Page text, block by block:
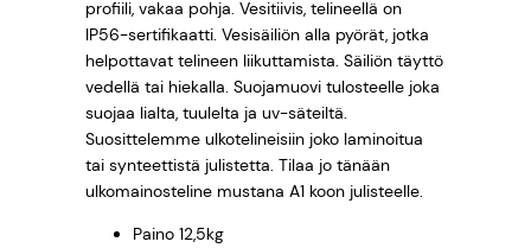
t
a
o
l
:
2
6
2
profiili, vakaa pohja. Vesitiivis, telineellä on
IP56-sertifikaatti. Vesisäiliön alla pyörät, jotka
helpottavat telineen liikuttamista. Säiliön täyttö
vedellä tai hiekalla. Suojamuovi tulosteelle joka
suojaa lialta, tuulelta ja uv-säteiltä.
Suosittelemme ulkotelineisiin joko laminoitua
tai synteettistä julistetta. Tilaa jo tänään
ulkomainosteline mustana A1 koon julisteelle.
Paino 12,5kg